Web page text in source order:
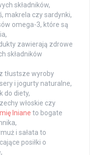
składników,
makrela czy sardynki,
omega-3, które są
zawierają zdrowe
składników
tłustsze wyroby
i jogurty naturalne,
do diety,
włoskie czy
lniane to bogate
i sałata to
posiłki o